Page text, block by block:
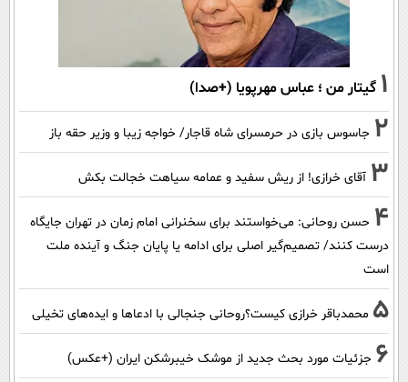
1 گیتار من ؛ عباس مهرپویا (+صدا)
2 جاسوس بازی در حرمسرای شاه قاجار/ خواجه زیبا و وزیر حقه باز
3 آقای خرازی! از ریش سفید و عمامه سیاهت خجالت بکش
4 حسن روحانی: می‌خواستند برای سخنرانی امام زمان در تهران جایگاه
درست کنند/ تصمیم‌گیر اصلی برای ادامه یا پایان جنگ و آینده ملت
است
5 محمدباقر خرازی کیست؟روحانی جنجالی با ادعاها و ایده‌های تخیلی
6 جزئیات مورد بحث جدید از موشک خیبرشکن ایران (+عکس)